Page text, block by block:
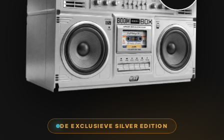
DE EXCLUSIEVE SILVER EDITION